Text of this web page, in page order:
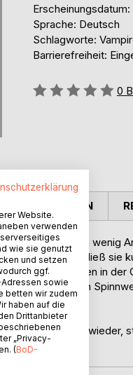
Erscheinungsdatum:
Sprache: Deutsch
Schlagworte:
Barrierefreiheit:
Bewertung::
0
tatsächlich ein wenig
Hundegebell ließ sie
sich Menschen in der
in den von
Zeit endlich wieder,
PRESSESTIMMEN
Website.
verwenden
wie sie genutzt
und setzen
ggf.
sowie
betten wir zudem
haben auf die
Drittanbieter
„Privacy-
(BoD-